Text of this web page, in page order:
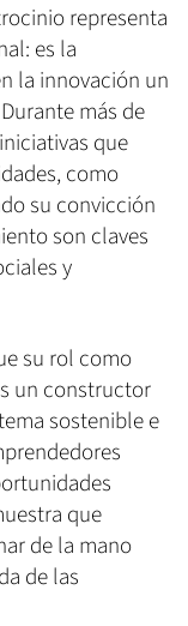
representa
es la
la innovación un
más de
que
como
su convicción
son claves
y
su rol como
un constructor
sostenible e
que
de la mano
de las